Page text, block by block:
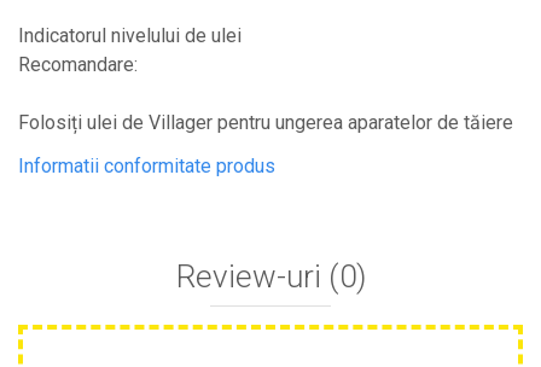
Butoaie Pentru Vin
Garduri
Articole De Consum Industrie
Produse pentru constructii
Aparate Pneumatice
Pistoale de vopsit
Indicatorul nivelului de ulei
Recomandare:
Folosiți ulei de Villager pentru ungerea aparatelor de tăiere
Informatii conformitate produs
Review-uri (0)